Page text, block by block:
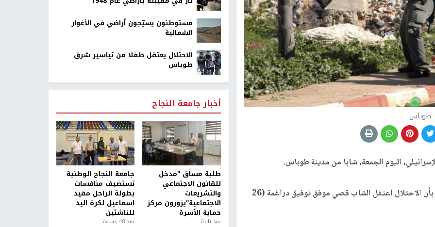
طوباس
اليوم الجمعة، شابا من مدينة طوباس.
وأفاد مدير نادي الأسير في طوباس كمال بني عودة، بأن الاحتلال اعتقل الشاب قصي موفق توفيق دراغمة (26
مستوطنون يسيّجون أراضي في الأغوار
الشمالية
الاحتلال يعتقل طفلا من تياسير شرق
طوباس
أخبار جامعة النجاح
طلبة مساق "مدخل
للقانون الاجتماعي
والتشريعات
الاجتماعية"يزورون مركز
حماية الأسرة
منذ ثانية
جامعة النجاح الوطنية
تستضيف منافسات
بطولة الراحل مفيد
اسماعيل لكرة اليد
للناشئين
منذ 48 دقيقة